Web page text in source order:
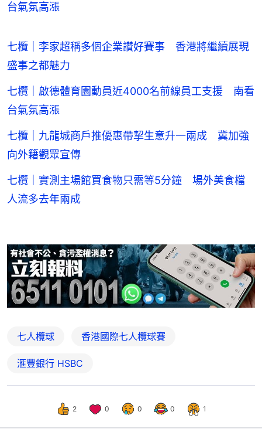
台氣氛高漲
七欖｜李家超稱多個企業讚好賽事 香港將繼續展現
盛事之都魅力
七欖｜啟德體育園動員近4000名前線員工支援 南看
台氣氛高漲
七欖｜九龍城商戶推優惠帶挈生意升一兩成 冀加強
向外籍觀眾宣傳
七欖｜實測主場館買食物只需等5分鐘 場外美食檔
人流多去年兩成
七人欖球 香港國際七人欖球賽
滙豐銀行 HSBC
2 0 0 0 1